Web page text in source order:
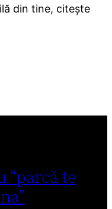
din tine, citește
“parcă te